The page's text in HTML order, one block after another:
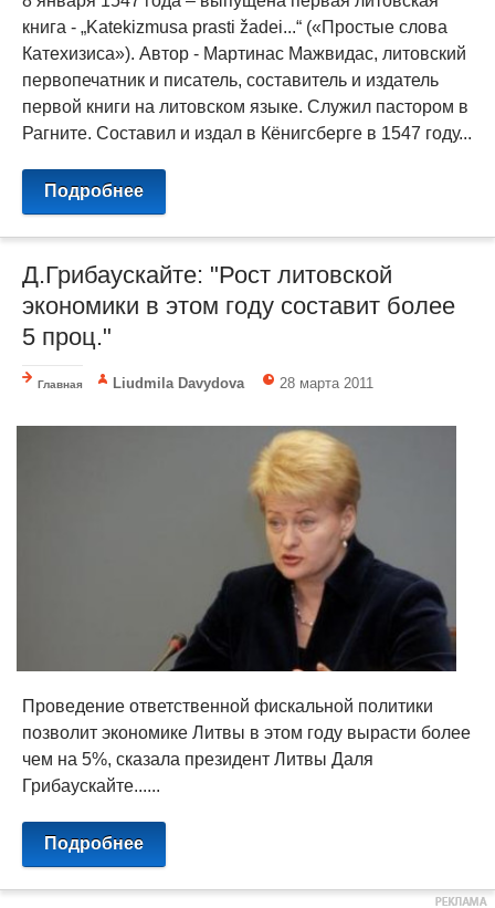
книга - „Katekizmusa prasti žadei...“ («Простые слова
Катехизиса»). Автор - Мартинас Мажвидас, литовский
первопечатник и писатель, составитель и издатель
первой книги на литовском языке. Служил пастором в
Рагните. Составил и издал в Кёнигсберге в 1547 году...
Подробнее
Д.Грибаускайте: "Рост литовской
экономики в этом году составит более
5 проц."
Главная Liudmila Davydova 28 марта 2011
Проведение ответственной фискальной политики
позволит экономике Литвы в этом году вырасти более
чем на 5%, сказала президент Литвы Даля
Грибаускайте......
Подробнее